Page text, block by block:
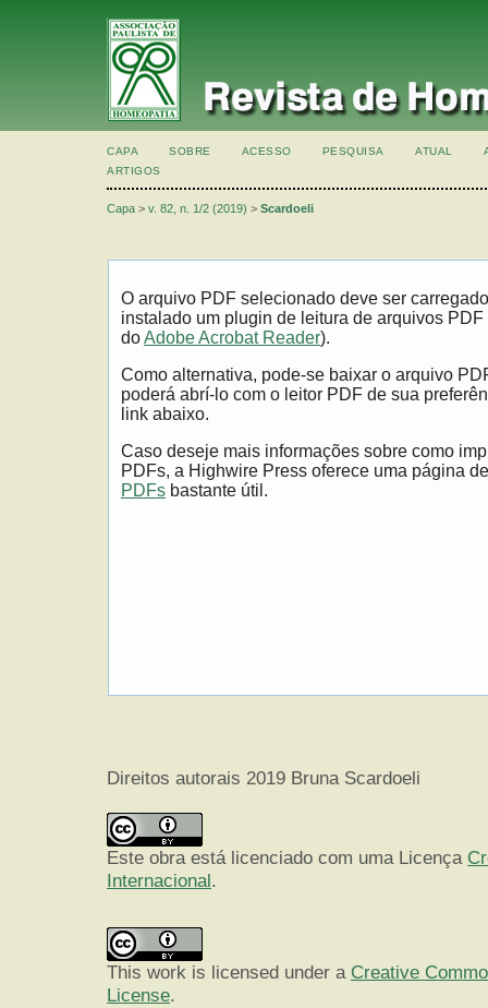
CAPA SOBRE ACESSO PESQUISA ATUAL
ARTIGOS
Capa > v. 82, n. 1/2 (2019) > Scardoeli
O arquivo PDF selecionado deve ser
instalado um plugin de leitura de arquivos
doAdobe Acrobat Reader).
Como alternativa, pode-se baixar o arquivo
poderá abrí-lo com o leitor PDF de sua
link abaixo.
Caso deseje mais informações sobre como
PDFs, a Highwire Press oferece uma página
PDFs bastante útil.
Direitos autorais 2019 Bruna Scardoeli
Este obra está licenciado com uma Licença
Internacional.
This work is licensed under a Creative
License.